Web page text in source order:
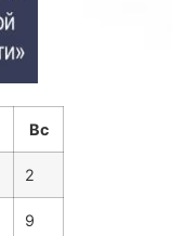
Вс
2
9